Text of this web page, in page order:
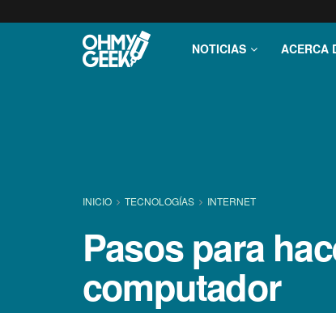
NOTICIAS ACERCA
INICIO TECNOLOGÍ­AS INTERNET
Pasos para
computador